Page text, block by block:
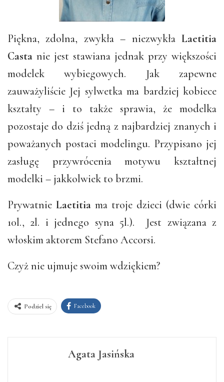
Piękna, zdolna, zwykła – niezwykła Laetitia
Casta nie jest stawiana jednak przy większości
modelek wybiegowych. Jak zapewne
zauważyliście Jej sylwetka ma bardziej kobiece
kształty – i to także sprawia, że modelka
pozostaje do dziś jedną z najbardziej znanych i
poważanych postaci modelingu. Przypisano jej
zasługę przywrócenia motywu kształtnej
modelki – jakkolwiek to brzmi.
Prywatnie Laetitia ma troje dzieci (dwie córki
10l., 2l. i jednego syna 5l.). Jest związana z
włoskim aktorem Stefano Accorsi.
Czyż nie ujmuje swoim wdziękiem?
Podziel się Facebook
Agata Jasińska